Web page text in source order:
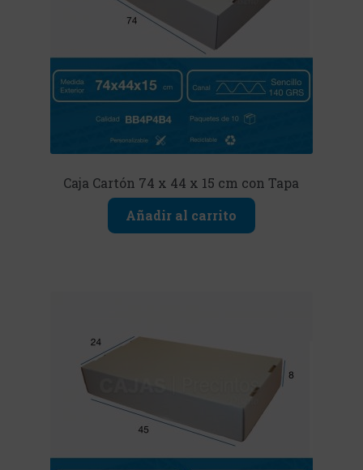
Caja Cartón 74 x 44 x 15 cm con Tapa
Añadir al carrito